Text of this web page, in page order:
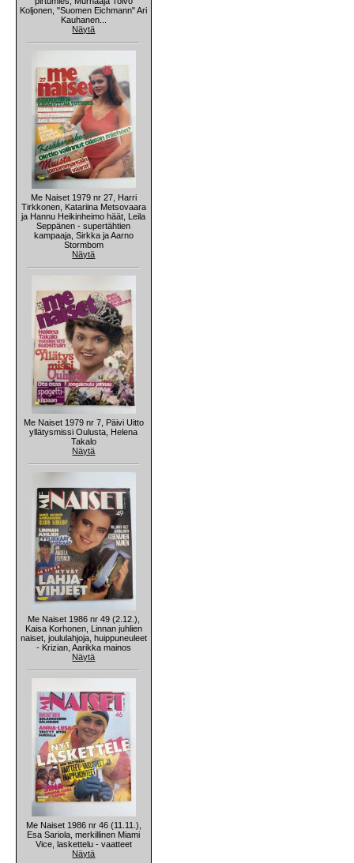
Koljonen, "Suomen Eichmann" Ari
Kauhanen...
Näytä
Me Naiset 1979 nr 27, Harri
Tirkkonen, Katariina Metsovaara
ja Hannu Heikinheimo häät, Leila
Seppänen - supertähtien
kampaaja, Sirkka ja Aarno
Stormbom
Näytä
Me Naiset 1979 nr 7, Päivi Uitto
yllätysmissi Oulusta, Helena
Takalo
Näytä
Me Naiset 1986 nr 49 (2.12.),
Kaisa Korhonen, Linnan juhlien
naiset, joululahjoja, huippuneuleet
- Krizian, Aarikka mainos
Näytä
Me Naiset 1986 nr 46 (11.11.),
Esa Sariola, merkillinen Miami
Vice, laskettelu - vaatteet
Näytä